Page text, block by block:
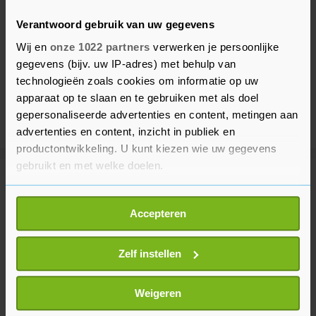
Verantwoord gebruik van uw gegevens
Wij en onze 1022 partners verwerken je persoonlijke
gegevens (bijv. uw IP-adres) met behulp van
technologieën zoals cookies om informatie op uw
apparaat op te slaan en te gebruiken met als doel
gepersonaliseerde advertenties en content, metingen aan
advertenties en content, inzicht in publiek en
productontwikkeling. U kunt kiezen wie uw gegevens
gebruikt en met welke doelen.
Als u het toestaat, willen we ook graag:
Informatie verzamelen over uw geografische
locatie, die tot een paar meter nauwkeurig kan zijn
Uw apparaat identificeren door het actief te
scannen op specifieke eigenschappen (fingerprinting)
Lees meer over hoe uw persoonlijke gegevens worden
verwerkt en stel uw voorkeuren in het
Accepteren
Zelf instellen
Weigeren
Meer uit Binnenland
Faber leerde me leven nog meer te
omarmen, zegt Barrie Stevens